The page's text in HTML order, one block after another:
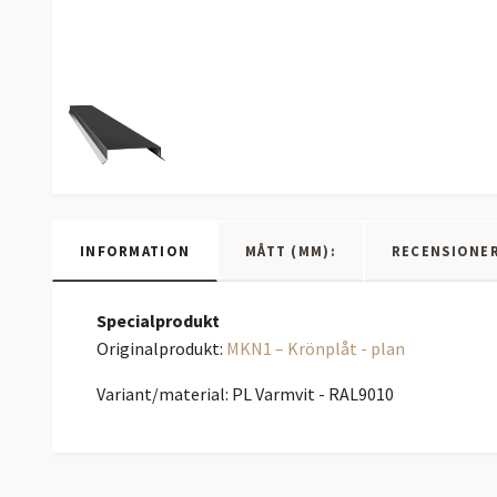
INFORMATION MÅTT (MM):
Specialprodukt
Originalprodukt: MKN1 – Krönplåt - plan
Variant/material: PL Varmvit - RAL9010